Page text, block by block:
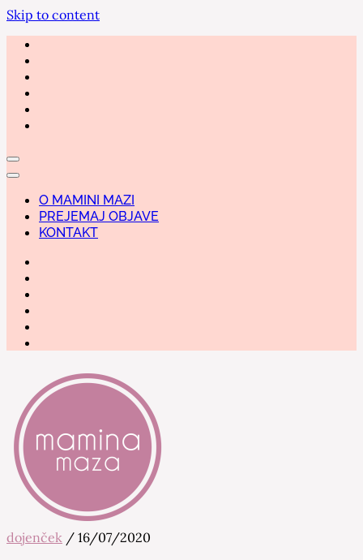
Skip to content
O MAMINI MAZI
PREJEMAJ OBJAVE
KONTAKT
Mamina Maza
dojenček / 16/07/2020